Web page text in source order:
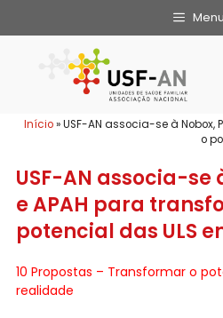
Menu
Início»USF-AN associa-se à Nobox,
o
USF-AN associa-se
e APAH para
potencial das ULS
10 Propostas – Transformar o
realidade